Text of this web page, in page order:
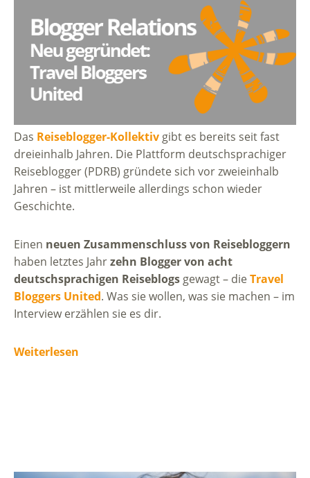
Das Reiseblogger-Kollektiv gibt es bereits seit fast
dreieinhalb Jahren. Die Plattform deutschsprachiger
Reiseblogger (PDRB) gründete sich vor zweieinhalb
Jahren – ist mittlerweile allerdings schon wieder
Geschichte.
Einen neuen Zusammenschluss von Reisebloggern
haben letztes Jahrzehn Blogger von acht
deutschsprachigen Reiseblogs gewagt – dieTravel
Bloggers United. Was sie wollen, was sie machen – im
Interview erzählen sie es dir.
Weiterlesen